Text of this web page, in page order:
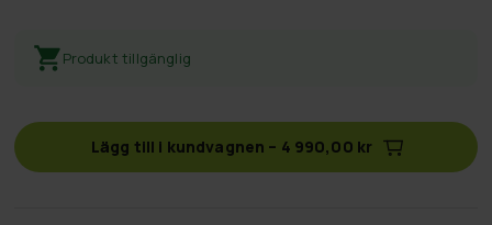
Produkt tillgänglig
Lägg till i kundvagnen – 4 990,00 kr